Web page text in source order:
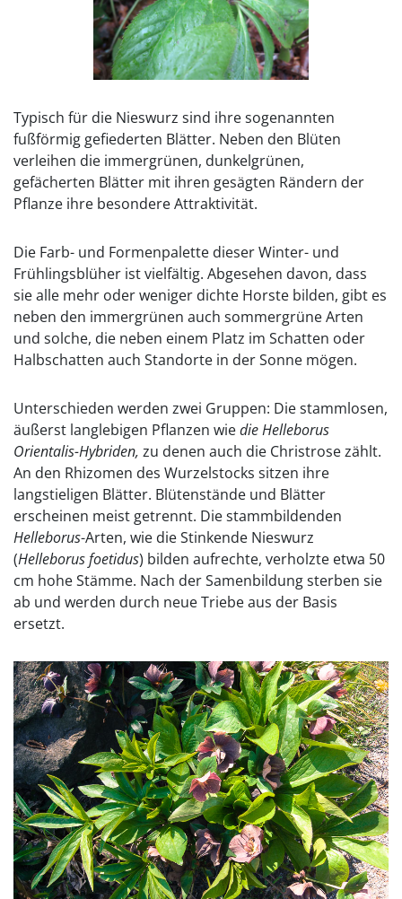
Typisch für die Nieswurz sind ihre sogenannten
fußförmig gefiederten Blätter. Neben den Blüten
verleihen die immergrünen, dunkelgrünen,
gefächerten Blätter mit ihren gesägten Rändern der
Pflanze ihre besondere Attraktivität.
Die Farb- und Formenpalette dieser Winter- und
Frühlingsblüher ist vielfältig. Abgesehen davon, dass
sie alle mehr oder weniger dichte Horste bilden, gibt es
neben den immergrünen auch sommergrüne Arten
und solche, die neben einem Platz im Schatten oder
Halbschatten auch Standorte in der Sonne mögen.
Unterschieden werden zwei Gruppen: Die stammlosen,
äußerst langlebigen Pflanzen wiedie Helleborus
Orientalis-Hybriden, zu denen auch die Christrose zählt.
An den Rhizomen des Wurzelstocks sitzen ihre
langstieligen Blätter. Blütenstände und Blätter
erscheinen meist getrennt. Die stammbildenden
Helleborus-Arten, wie die Stinkende Nieswurz
(Helleborus foetidus) bilden aufrechte, verholzte etwa 50
cm hohe Stämme. Nach der Samenbildung sterben sie
ab und werden durch neue Triebe aus der Basis
ersetzt.